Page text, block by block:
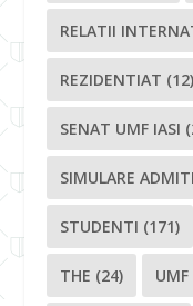
RELATII
REZIDENTIAT (12)
SENAT UMF IASI
SIMULARE
STUDENTI (171)
THE (24) UMF